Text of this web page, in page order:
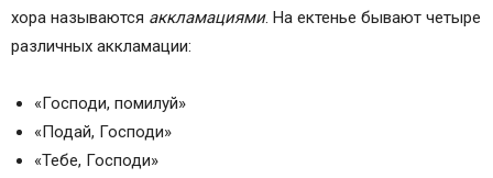
хора называются аккламациями. На ектенье бывают четыре
различных аккламации:
«Господи, помилуй»
«Подай, Господи»
«Тебе, Господи»